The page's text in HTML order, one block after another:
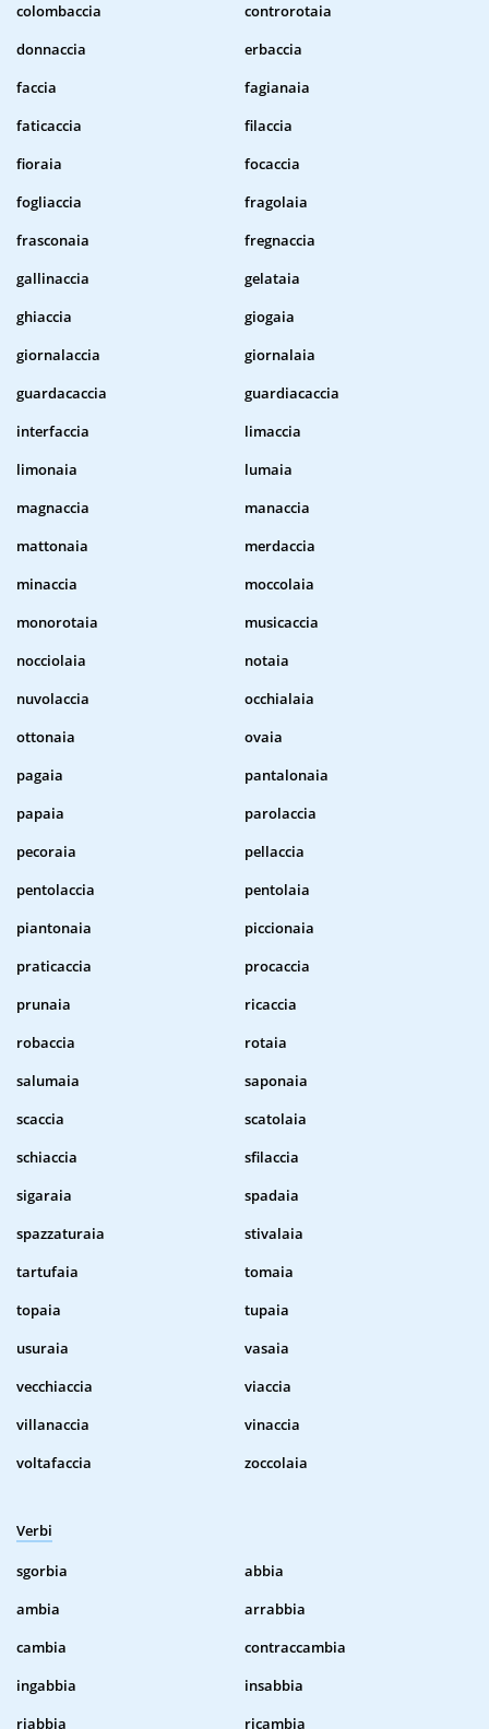
colombaccia
controrotaia
donnaccia
erbaccia
faccia
fagianaia
faticaccia
filaccia
fioraia
focaccia
fogliaccia
fragolaia
frasconaia
fregnaccia
gallinaccia
gelataia
ghiaccia
giogaia
giornalaccia
giornalaia
guardacaccia
guardiacaccia
interfaccia
limaccia
limonaia
lumaia
magnaccia
manaccia
mattonaia
merdaccia
minaccia
moccolaia
monorotaia
musicaccia
nocciolaia
notaia
nuvolaccia
occhialaia
ottonaia
ovaia
pagaia
pantalonaia
papaia
parolaccia
pecoraia
pellaccia
pentolaccia
pentolaia
piantonaia
piccionaia
praticaccia
procaccia
prunaia
ricaccia
robaccia
rotaia
salumaia
saponaia
scaccia
scatolaia
schiaccia
sfilaccia
sigaraia
spadaia
spazzaturaia
stivalaia
tartufaia
tomaia
topaia
tupaia
usuraia
vasaia
vecchiaccia
viaccia
villanaccia
vinaccia
voltafaccia
zoccolaia
Verbi
sgorbia
abbia
ambia
arrabbia
cambia
contraccambia
ingabbia
insabbia
riabbia
ricambia